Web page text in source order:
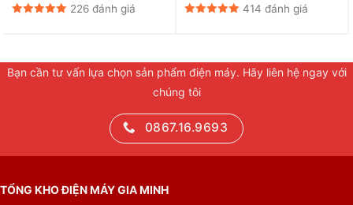
226 đánh giá 414 đánh giá
Bạn cần tư vấn lựa chọn sản phẩm điện máy. Hãy liên hệ ngay với
chúng tôi
0867.16.9693
TỔNG KHO ĐIỆN MÁY GIA MINH